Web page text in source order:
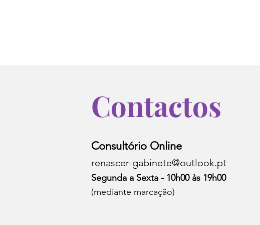
Contactos
Consultório Online
renascer-gabinete@outlook.pt
Segunda a Sexta - 10h00 às 19h00
(mediante marcação)